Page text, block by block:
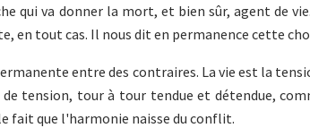
qui va donner la mort, et bien sûr, agent de
en tout cas. Il nous dit en permanence cette
entre des contraires. La vie est la
tension, tour à tour tendue et détendue,
fait que l'harmonie naisse du conflit.